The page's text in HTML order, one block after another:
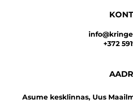
+372
Asume kesklinnas, Uus